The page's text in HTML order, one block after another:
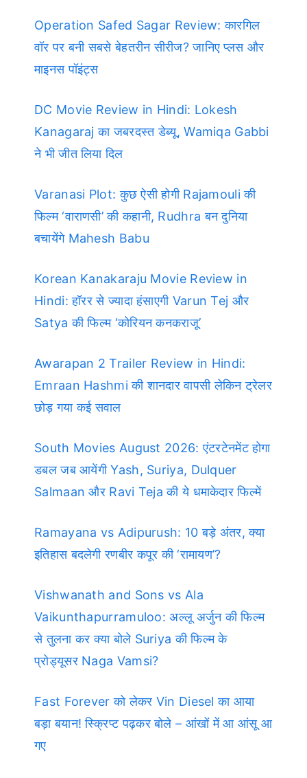
Operation Safed Sagar Review: कारगिल
वॉर पर बनी सबसे बेहतरीन सीरीज? जानिए प्लस और
माइनस पॉइंट्स
DC Movie Review in Hindi: Lokesh
Kanagaraj का जबरदस्त डेब्यू, Wamiqa Gabbi
ने भी जीत लिया दिल
Varanasi Plot: कुछ ऐसी होगी Rajamouli की
फिल्म ‘वाराणसी’ की कहानी, Rudhra बन दुनिया
बचायेंगे Mahesh Babu
Korean Kanakaraju Movie Review in
Hindi: हॉरर से ज्यादा हंसाएगी Varun Tej और
Satya की फिल्म ‘कोरियन कनकराजू’
Awarapan 2 Trailer Review in Hindi:
Emraan Hashmi की शानदार वापसी लेकिन ट्रेलर
छोड़ गया कई सवाल
South Movies August 2026: एंटरटेनमेंट होगा
डबल जब आयेंगी Yash, Suriya, Dulquer
Salmaan और Ravi Teja की ये धमाकेदार फिल्में
Ramayana vs Adipurush: 10 बड़े अंतर, क्या
इतिहास बदलेगी रणबीर कपूर की ‘रामायण’?
Vishwanath and Sons vs Ala
Vaikunthapurramuloo: अल्लू अर्जुन की फिल्म
से तुलना कर क्या बोले Suriya की फिल्म के
प्रोड्यूसर Naga Vamsi?
Fast Forever को लेकर Vin Diesel का आया
बड़ा बयान! स्क्रिप्ट पढ़कर बोले – आंखों में आ आंसू आ
गए